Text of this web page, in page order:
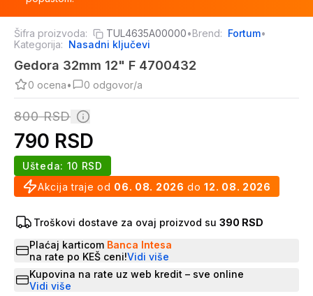
Šifra proizvoda: TUL4635A00000•Brend: Fortum•
Kategorija: Nasadni ključevi
Gedora 32mm 12" F 4700432
0 ocena• 0 odgovor/a
800RSD
790 RSD
Akcija traje od 06. 08. 2026 do 12. 08. 2026
Ušteda: 10 RSD
Troškovi dostave za ovaj proizvod su 390 RSD
Plaćaj karticom Banca Intesa
na rate po KEŠ ceni!Vidi više
Kupovina na rate uz web kredit – sve online
Vidi više